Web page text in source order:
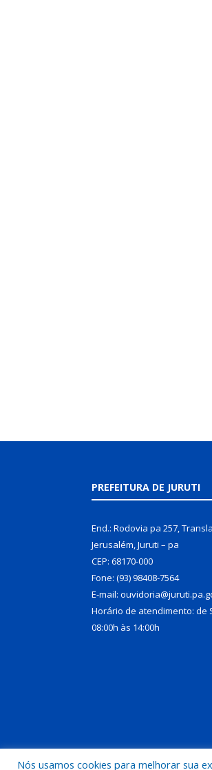
PREFEITURA DE JURUTI
End.: Rodovia pa 257,
Jerusalém, Juruti – pa
CEP: 68170-000
Fone: (93) 98408-7564
E-mail:
Horário de atendimento: de
08:00h às 14:00h
Nós usamos cookies para melhorar sua